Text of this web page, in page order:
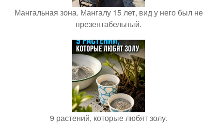
Мангальная зона. Мангалу 15 лет, вид у него был не
презентабельный.
9 растений, которые любят золу.